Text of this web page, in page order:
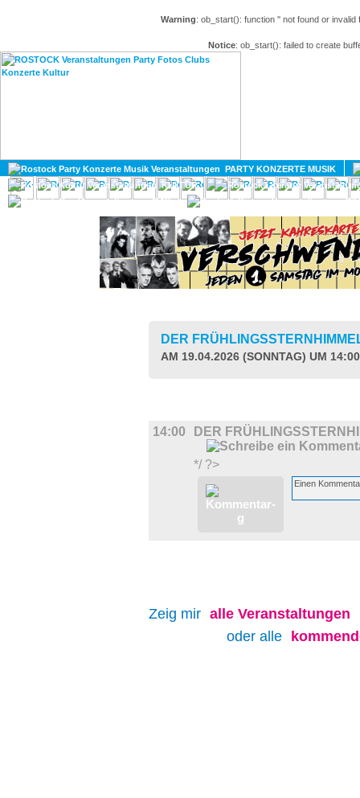
Warning: ob_start(): function '' not found or
Notice: ob_start(): failed to create
PARTY KONZERTE MUSIK
KULTUR
GAY
DER
AM 19.04.2026 (SONNTAG) UM
14:00 DER
*/ ?>
Zeig mir alle Veranstaltungen
oder alle